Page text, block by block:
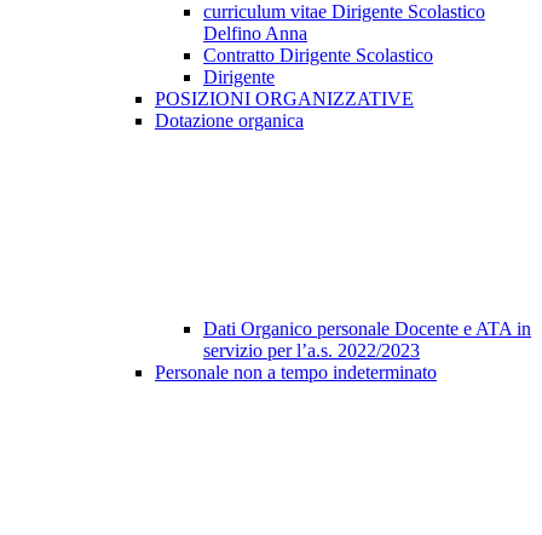
curriculum vitae Dirigente Scolastico
Delfino Anna
Contratto Dirigente Scolastico
Dirigente
POSIZIONI ORGANIZZATIVE
Dotazione organica
Dati Organico personale Docente e ATA in
servizio per l’a.s. 2022/2023
Personale non a tempo indeterminato